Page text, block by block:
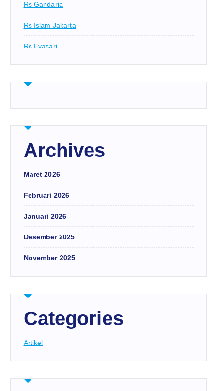
Rs Gandaria
Rs Islam Jakarta
Rs Evasari
Archives
Maret 2026
Februari 2026
Januari 2026
Desember 2025
November 2025
Categories
Artikel